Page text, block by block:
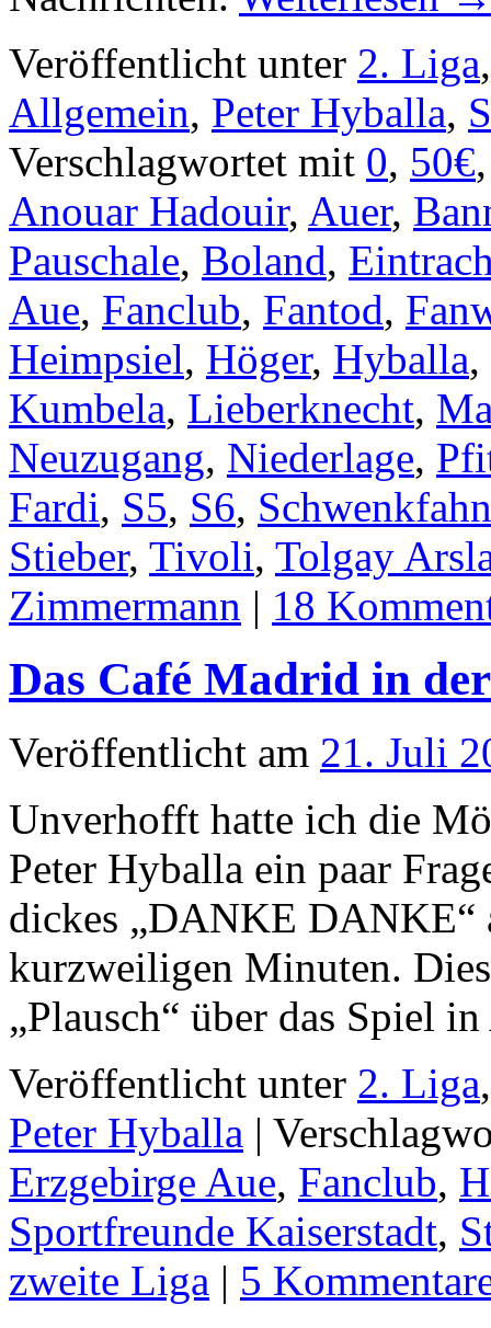
Veröffentlicht unter 2. Liga
Allgemein, Peter Hyballa,
Verschlagwortet mit 0, 50€
Anouar Hadouir, Auer,
Pauschale, Boland,
Aue, Fanclub, Fantod,
Heimpsiel, Höger, Hyballa,
Kumbela, Lieberknecht,
Neuzugang, Niederlage,
Fardi, S5, S6,
Stieber, Tivoli, Tolgay
Zimmermann | 18
Das Café Madrid in
Veröffentlicht am 21. Juli
Unverhofft hatte ich die
Peter Hyballa ein paar
dickes „DANKE DANKE“
kurzweiligen Minuten.
„Plausch“ über das Spiel
Veröffentlicht unter 2. Liga
Peter Hyballa |
Erzgebirge Aue, Fanclub,
Sportfreunde Kaiserstadt,
zweite Liga | 5